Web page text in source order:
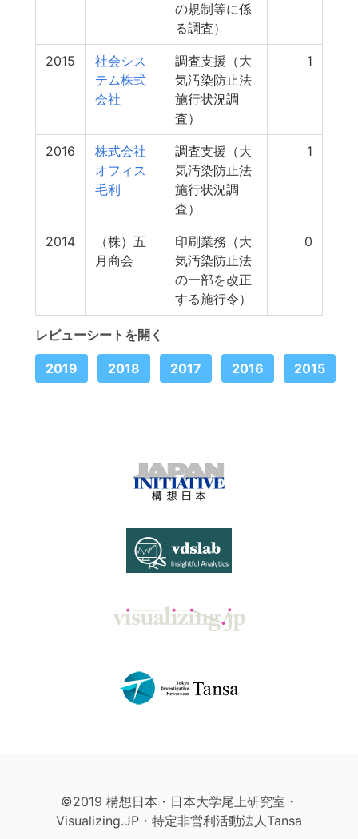
の規制等に係
る調査）
2015
社会シス
テム株式
会社
調査支援（大
気汚染防止法
施行状況調
査）
1
2016
株式会社
オフィス
毛利
調査支援（大
気汚染防止法
施行状況調
査）
1
2014
（株）五
月商会
印刷業務（大
気汚染防止法
の一部を改正
する施行令）
0
レビューシートを開く
2019 2018 2017 2016 2015
©2019 構想日本・日本大学尾上研究室・
Visualizing.JP・特定非営利活動法人Tansa